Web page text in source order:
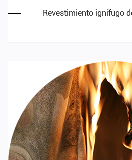
Revestimiento ignífugo